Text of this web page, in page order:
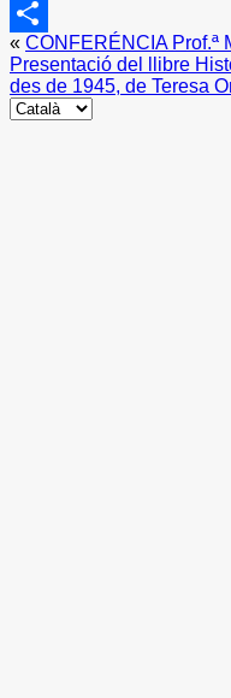
Email
Share
« CONFERÉNCIA Prof.ª
Presentació del llibre
des de 1945, de Teresa